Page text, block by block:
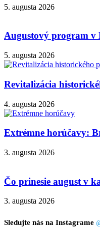
5. augusta 2026
Augustový program v
5. augusta 2026
Revitalizácia
4. augusta 2026
Extrémne horúčavy:
3. augusta 2026
Čo prinesie august v
3. augusta 2026
Sledujte nás na Instagrame